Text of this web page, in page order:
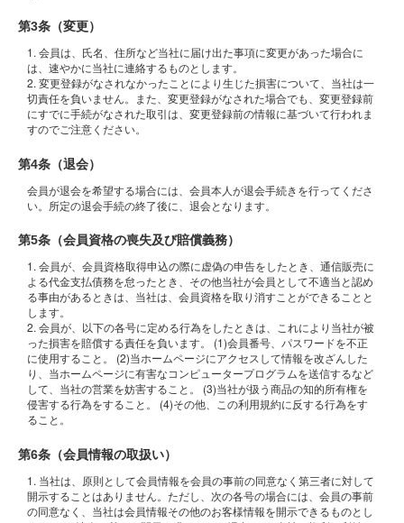
第3条（変更）
1. 会員は、氏名、住所など当社に届け出た事項に変更があった場合に
は、速やかに当社に連絡するものとします。
2. 変更登録がなされなかったことにより生じた損害について、当社は一
切責任を負いません。また、変更登録がなされた場合でも、変更登録前
にすでに手続がなされた取引は、変更登録前の情報に基づいて行われま
すのでご注意ください。
第4条（退会）
会員が退会を希望する場合には、会員本人が退会手続きを行ってくださ
い。所定の退会手続の終了後に、退会となります。
第5条（会員資格の喪失及び賠償義務）
1. 会員が、会員資格取得申込の際に虚偽の申告をしたとき、通信販売に
よる代金支払債務を怠ったとき、その他当社が会員として不適当と認め
る事由があるときは、当社は、会員資格を取り消すことができることと
します。
2. 会員が、以下の各号に定める行為をしたときは、これにより当社が被
った損害を賠償する責任を負います。 (1)会員番号、パスワードを不正
に使用すること。 (2)当ホームページにアクセスして情報を改ざんした
り、当ホームページに有害なコンピュータープログラムを送信するなど
して、当社の営業を妨害すること。 (3)当社が扱う商品の知的所有権を
侵害する行為をすること。 (4)その他、この利用規約に反する行為をす
ること。
第6条（会員情報の取扱い）
1. 当社は、原則として会員情報を会員の事前の同意なく第三者に対して
開示することはありません。ただし、次の各号の場合には、会員の事前
の同意なく、当社は会員情報その他のお客様情報を開示できるものとし